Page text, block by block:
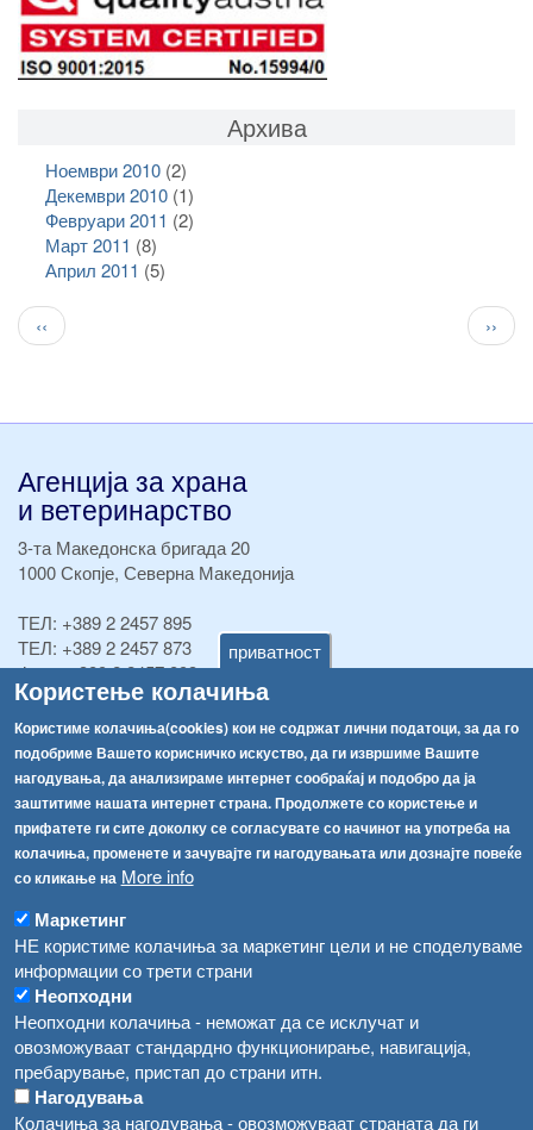
приватност
Користење колачиња
Користиме колачиња(cookies) кои не содржат лични податоци, за да го
подобриме Вашето корисничко искуство, да ги извршиме Вашите
нагодувања, да анализираме интернет сообраќај и подобро да ја
заштитиме нашата интернет страна. Продолжете со користење и
прифатете ги сите доколку се согласувате со начинот на употреба на
колачиња, променете и зачувајте ги нагодувањата или дознајте повеќе
со кликање на More info
Маркетинг
НЕ користиме колачиња за маркетинг цели и не споделуваме
информации со трети страни
Неопходни
Неопходни колачиња - неможат да се исклучат и
овозможуваат стандардно функционирање, навигација,
пребарување, пристап до страни итн.
Нагодувања
Колачиња за нагодувања - овозможуваат страната да ги
Архива
Ноември 2010(2)
Декември 2010(1)
Февруари 2011 (2)
Март 2011 (8)
Април 2011 (5)
Pagination
Previous
page
‹‹ ››
Агенција за храна
и ветеринарство
3-та Македонска бригада 20
1000 Скопје, Северна Македонија
ТЕЛ: +389 2 2457 895
ТЕЛ: +389 2 2457 873
Факс:+389 2 2457 893
Факс:+389 2 2457 871
info@fva.gov.mk
[АХВ-претходна страна]
Соопштенија
Република Бугарија ги засили официјалните контроли при увоз на свежо овошје и зеленчук
Високите температури ризик од труење со храна, опасни се и за животните
Водата во Гостивар може да се користи како техничка, продолжува испораката на флаширана вода
Во Гостивар спроведени 70 вонредни контроли
Забраната за водата во Гостивар останува на сила, операторите да користат само технички безбедна вода
Навигација
Архива
Регистри
Забрани